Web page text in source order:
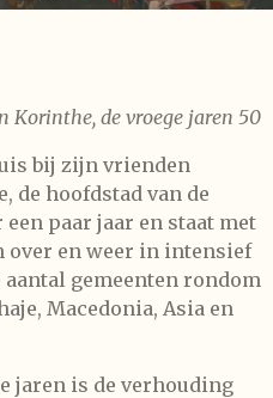
Korinthe, de vroege jaren 50
bij zijn vrienden
de hoofdstad van de
paar jaar en staat met
over en weer in intensief
gemeenten rondom
Macedonia, Asia en
jaren is de verhouding